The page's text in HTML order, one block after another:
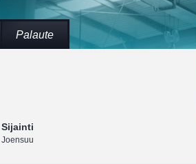
Palaute
Sijainti
Joensuu